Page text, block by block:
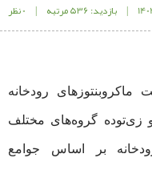
| بازدید: 536 مرتبه | 0 نظر
رودخانه
و زی‌‌توده گروه‌‌های مختلف
بر اساس جوامع